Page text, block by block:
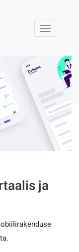
Toggle
ja